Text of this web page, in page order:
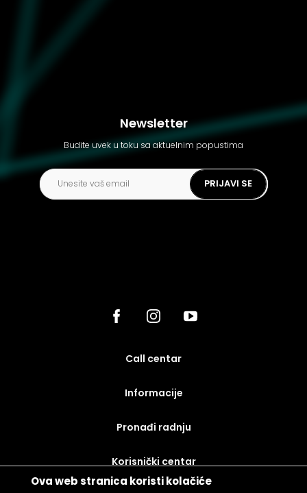
Ova web stranica koristi kolačiće
Newsletter
Budite uvek u toku sa aktuelnim popustima
PRIJAVI SE
call centar
Informacije
Pronađi radnju
korisnički centar